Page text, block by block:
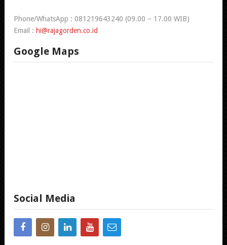
Phone/WhatsApp : 081219643240 (09.00 – 17.00 WIB)
Email : hi@rajagorden.co.id
Google Maps
Social Media